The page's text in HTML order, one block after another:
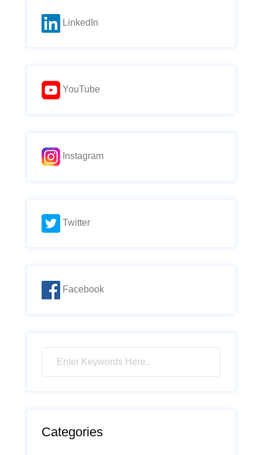
LinkedIn
YouTube
Instagram
Twitter
Facebook
Categories